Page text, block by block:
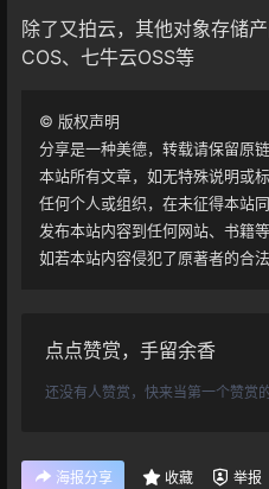
除了又拍云，其他对象存储
COS、七牛云OSS等
© 版权声明
分享是一种美德，转载请保留原
本站所有文章，如无特殊说明或
任何个人或组织，在未征得本站
发布本站内容到任何网站、书籍
如若本站内容侵犯了原著者的合
点点赞赏，手留余香
还没有人赞赏，快来当第一个赞赏的
海报分享 收藏 举报